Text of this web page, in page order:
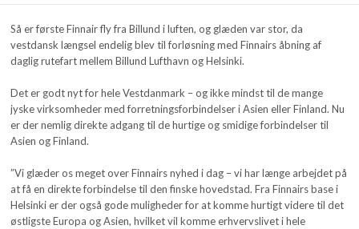
Så er første Finnair fly fra Billund i luften, og glæden var stor, da
vestdansk længsel endelig blev til forløsning med Finnairs åbning af
daglig rutefart mellem Billund Lufthavn og Helsinki.
Det er godt nyt for hele Vestdanmark – og ikke mindst til de mange
jyske virksomheder med forretningsforbindelser i Asien eller Finland. Nu
er der nemlig direkte adgang til de hurtige og smidige forbindelser til
Asien og Finland.
”Vi glæder os meget over Finnairs nyhed i dag – vi har længe arbejdet på
at få en direkte forbindelse til den finske hovedstad. Fra Finnairs base i
Helsinki er der også gode muligheder for at komme hurtigt videre til det
østligste Europa og Asien, hvilket vil komme erhvervslivet i hele